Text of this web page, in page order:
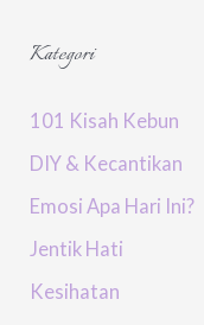
Kategori
101 Kisah Kebun
DIY & Kecantikan
Emosi Apa Hari Ini?
Jentik Hati
Kesihatan